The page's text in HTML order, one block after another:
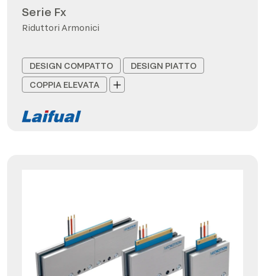
Serie Fx
Riduttori Armonici
DESIGN COMPATTO
DESIGN PIATTO
COPPIA ELEVATA